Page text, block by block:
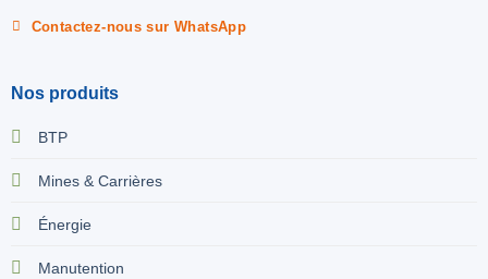
Contactez-nous sur WhatsApp
Nos produits
BTP
Mines & Carrières
Énergie
Manutention